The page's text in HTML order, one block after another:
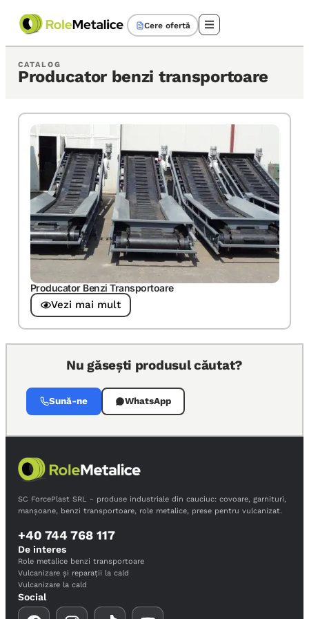
Cere ofertă
CATALOG
Producator benzi transportoare
Producator Benzi Transportoare
Vezi mai mult
Nu găsești produsul căutat?
Sună-ne WhatsApp
SC ForcePlast SRL - produse industriale din cauciuc: covoare, garnituri,
manșoane, benzi transportoare, role metalice, prese pentru vulcanizat.
+40 744 768 117
De interes
Role metalice benzi transportoare
Vulcanizare și reparații la cald
Vulcanizare la cald
Social